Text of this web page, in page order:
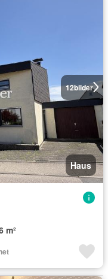
12bilder
Haus
m²